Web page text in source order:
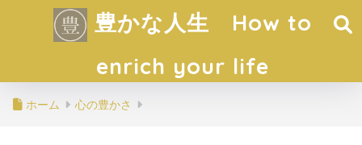
豊かな人生 How to
enrich your life
ホーム 心の豊かさ